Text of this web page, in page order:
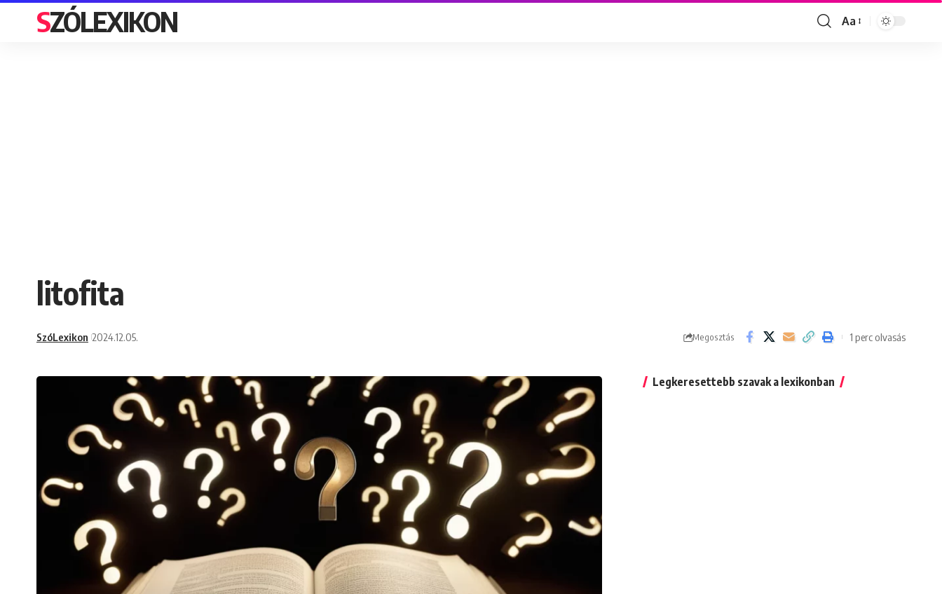
SZÓLEXIKON
Font
Aa
litofita
SzóLexikon 2024.12.05. Megosztás 1 perc olvasás
Legkeresettebb szavak a lexikonban